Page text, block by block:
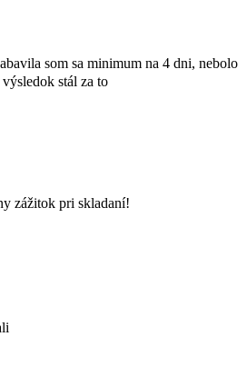
som sa minimum na 4 dni, nebolo
stál za to
zážitok pri skladaní!